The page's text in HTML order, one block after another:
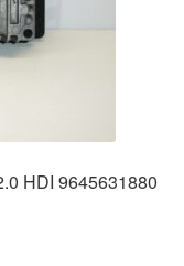
HDI 9645631880